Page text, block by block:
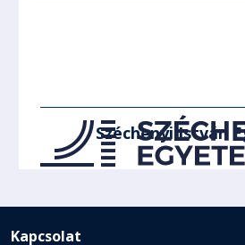
Széchenyi István
Kapcsolat